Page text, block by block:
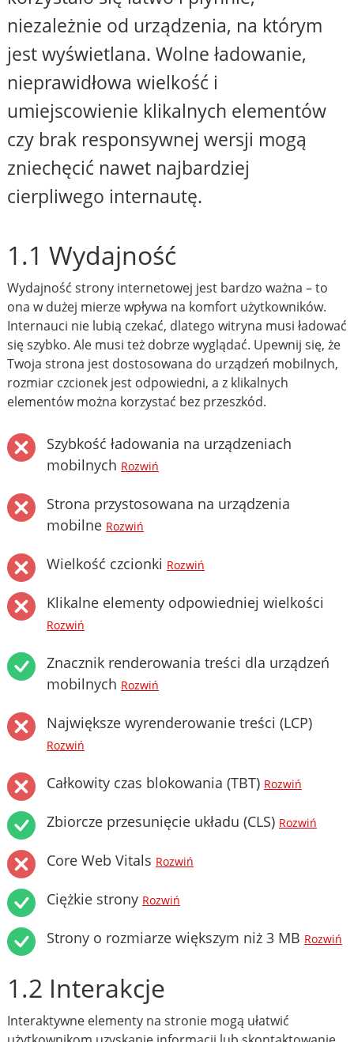
niezależnie od urządzenia, na którym
jest wyświetlana. Wolne ładowanie,
nieprawidłowa wielkość i
umiejscowienie klikalnych elementów
czy brak responsywnej wersji mogą
zniechęcić nawet najbardziej
cierpliwego internautę.
1.1 Wydajność
Wydajność strony internetowej jest bardzo ważna – to
ona w dużej mierze wpływa na komfort użytkowników.
Internauci nie lubią czekać, dlatego witryna musi ładować
się szybko. Ale musi też dobrze wyglądać. Upewnij się, że
Twoja strona jest dostosowana do urządzeń mobilnych,
rozmiar czcionek jest odpowiedni, a z klikalnych
elementów można korzystać bez przeszkód.
Szybkość ładowania na urządzeniach
mobilnych Rozwiń
Strona przystosowana na urządzenia
mobilne Rozwiń
Wielkość czcionki Rozwiń
Klikalne elementy odpowiedniej wielkości
Rozwiń
Znacznik renderowania treści dla urządzeń
mobilnych Rozwiń
Największe wyrenderowanie treści (LCP)
Rozwiń
Całkowity czas blokowania (TBT) Rozwiń
Zbiorcze przesunięcie układu (CLS) Rozwiń
Core Web Vitals Rozwiń
Ciężkie strony Rozwiń
Strony o rozmiarze większym niż 3 MB Rozwiń
1.2 Interakcje
Interaktywne elementy na stronie mogą ułatwić